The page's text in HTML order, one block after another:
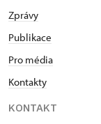
Zprávy
Publikace
Pro média
Kontakty
KONTAKT